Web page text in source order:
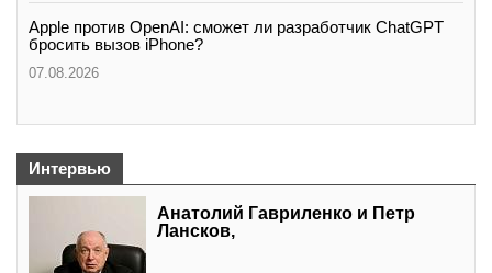
Apple против OpenAI: сможет ли разработчик ChatGPT
бросить вызов iPhone?
07.08.2026
Интервью
Анатолий Гавриленко и Петр
Лансков,